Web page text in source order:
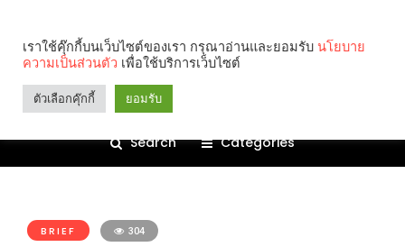
Search Categories
BRIEF 304
เราใช้คุ๊กกี้บนเว็บไซต์ของเรา กรุณาอ่านและยอมรับ นโยบาย
ความเป็นส่วนตัว เพื่อใช้บริการเว็บไซต์
ตัวเลือกคุ๊กกี้ ยอมรับ